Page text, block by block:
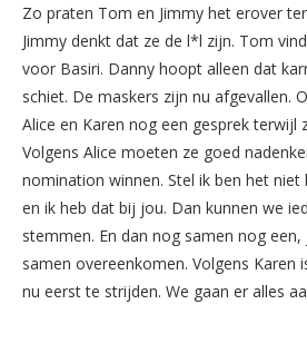
Zo praten Tom en Jimmy het erover
Jimmy denkt dat ze de l*l zijn. Tom
voor Basiri. Danny hoopt alleen dat
schiet. De maskers zijn nu afgevallen.
Alice en Karen nog een gesprek terwijl
Volgens Alice moeten ze goed
nomination winnen. Stel ik ben het
en ik heb dat bij jou. Dan kunnen we
stemmen. En dan nog samen nog
samen overeenkomen. Volgens Karen
nu eerst te strijden. We gaan er alles